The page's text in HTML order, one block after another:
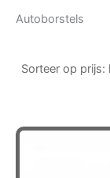
Autoborstels